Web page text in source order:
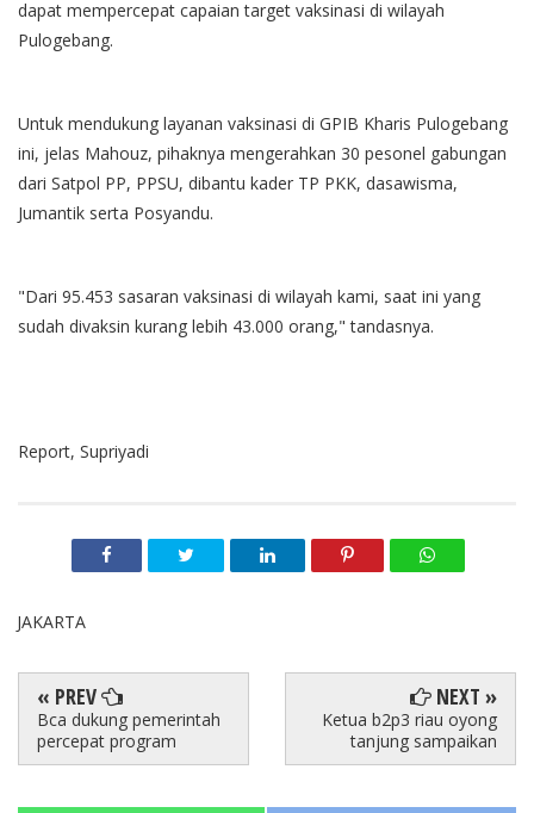
dapat mempercepat capaian target vaksinasi di wilayah
Pulogebang.
Untuk mendukung layanan vaksinasi di GPIB Kharis Pulogebang
ini, jelas Mahouz, pihaknya mengerahkan 30 pesonel gabungan
dari Satpol PP, PPSU, dibantu kader TP PKK, dasawisma,
Jumantik serta Posyandu.
"Dari 95.453 sasaran vaksinasi di wilayah kami, saat ini yang
sudah divaksin kurang lebih 43.000 orang," tandasnya.
Report, Supriyadi
JAKARTA
« PREV
Bca dukung pemerintah
percepat program
NEXT »
Ketua b2p3 riau oyong
tanjung sampaikan